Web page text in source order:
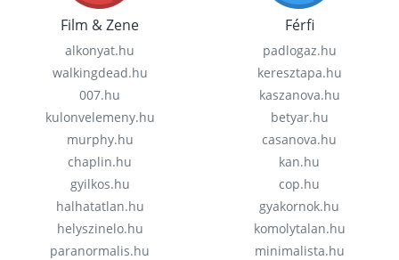
Film & Zene
alkonyat.hu
walkingdead.hu
007.hu
kulonvelemeny.hu
murphy.hu
chaplin.hu
gyilkos.hu
halhatatlan.hu
helyszinelo.hu
paranormalis.hu
Férfi
padlogaz.hu
keresztapa.hu
kaszanova.hu
betyar.hu
casanova.hu
kan.hu
cop.hu
gyakornok.hu
komolytalan.hu
minimalista.hu